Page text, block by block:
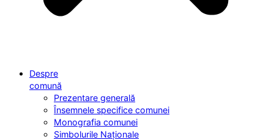
Despre
comună
Prezentare generală
Însemnele specifice comunei
Monografia comunei
Simbolurile Naționale